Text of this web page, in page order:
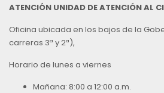
ATENCIÓN UNIDAD DE ATENCIÓN AL
Oficina ubicada en los bajos de la
carreras 3ª y 2ª),
Horario de lunes a viernes
Mañana: 8:00 a 12:00 a.m.